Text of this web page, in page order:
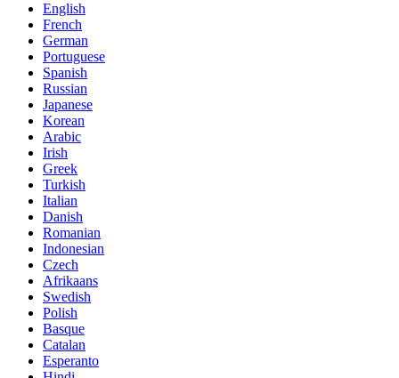
English
French
German
Portuguese
Spanish
Russian
Japanese
Korean
Arabic
Irish
Greek
Turkish
Italian
Danish
Romanian
Indonesian
Czech
Afrikaans
Swedish
Polish
Basque
Catalan
Esperanto